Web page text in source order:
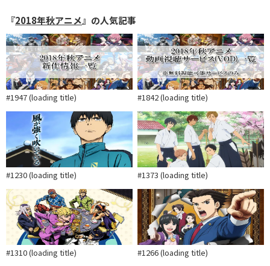
『2018年秋アニメ』の人気記事
#1947 (loading title) #1842 (loading title)
#1230 (loading title) #1373 (loading title)
#1310 (loading title) #1266 (loading title)